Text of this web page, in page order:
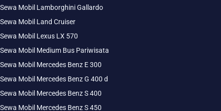
Sewa Mobil Lamborghini Gallardo
Sewa Mobil Land Cruiser
Sewa Mobil Lexus LX 570
Sewa Mobil Medium Bus Pariwisata
Sewa Mobil Mercedes Benz E 300
Sewa Mobil Mercedes Benz G 400 d
Sewa Mobil Mercedes Benz S 400
Sewa Mobil Mercedes Benz S 450